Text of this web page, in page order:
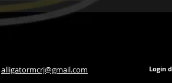
alligatormcrj@gmail.com Login